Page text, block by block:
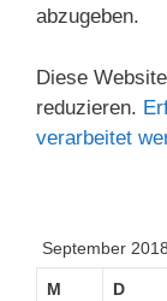
abzugeben.
Diese
reduzieren.
verarbeitet
September 2018
M D